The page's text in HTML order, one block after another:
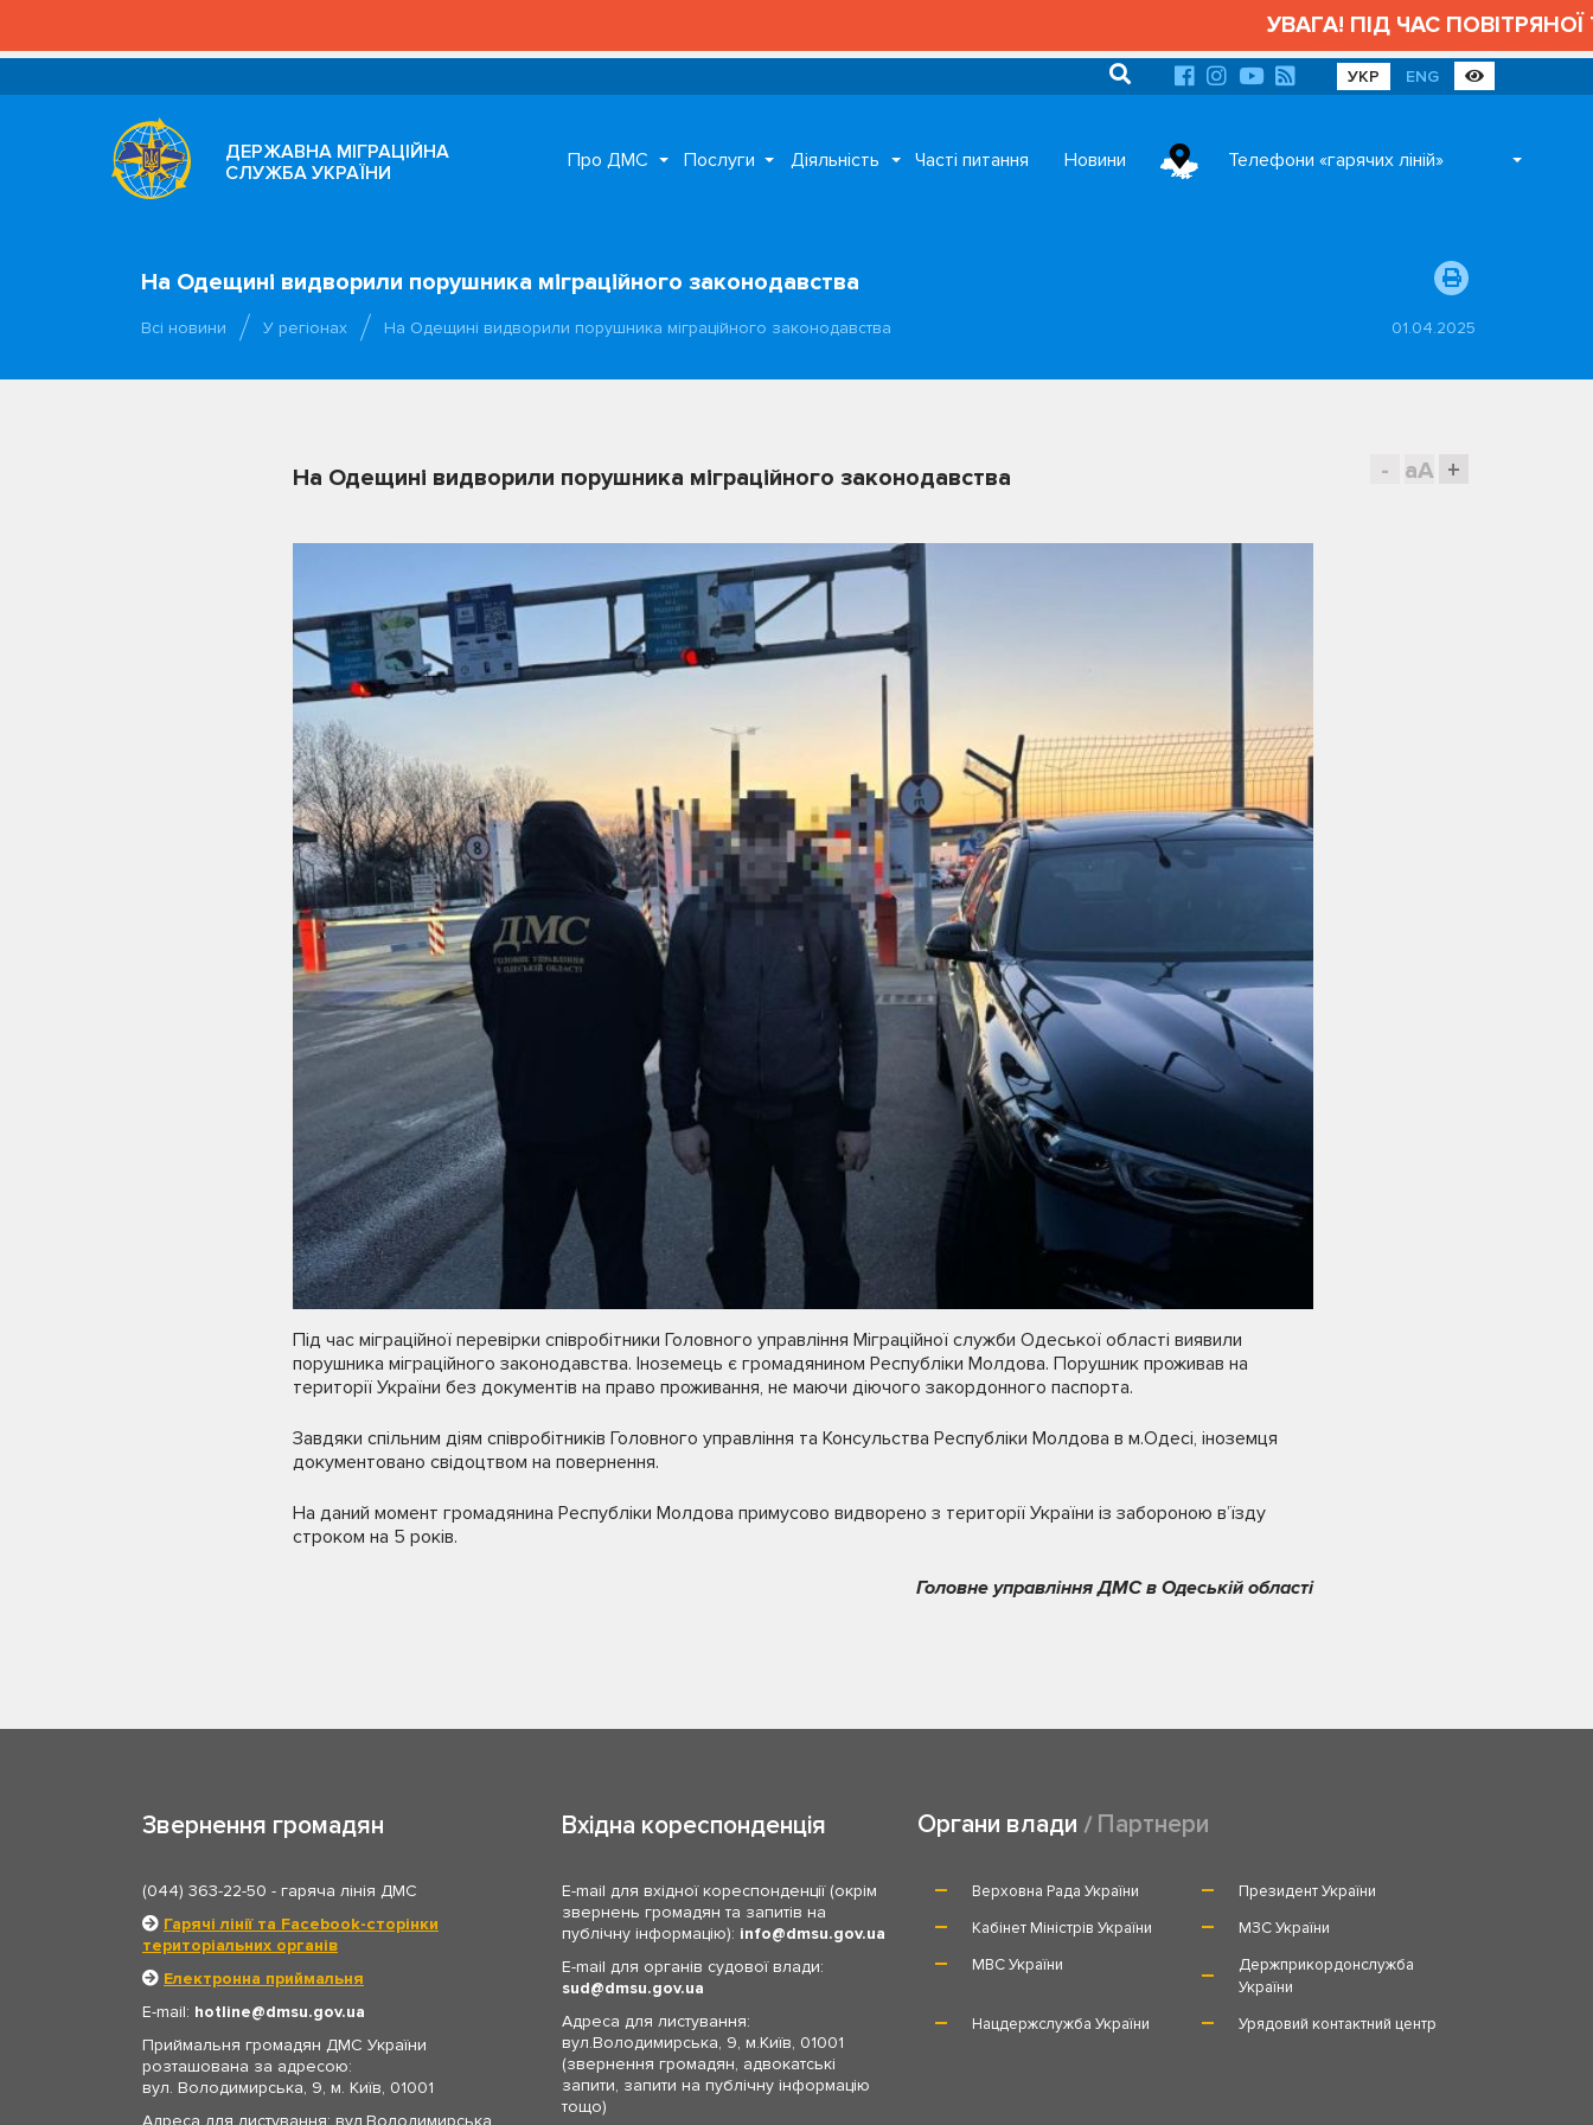
УВАГА! ПІД ЧАС ПОВІТРЯНОЇ
УКР ENG
ДЕРЖАВНА МІГРАЦІЙНА
СЛУЖБА УКРАЇНИ
Про ДМС Послуги Діяльність Часті питання Новини Телефони «гарячих ліній»
На Одещині видворили порушника міграційного законодавства
Всі новини У регіонах На Одещині видворили порушника міграційного законодавства 01.04.2025
- aA +
На Одещині видворили порушника міграційного законодавства
Під час міграційної перевірки співробітники Головного управління Міграційної служби Одеської області виявили
порушника міграційного законодавства. Іноземець є громадянином Республіки Молдова. Порушник проживав на
території України без документів на право проживання, не маючи діючого закордонного паспорта.
Завдяки спільним діям співробітників Головного управління та Консульства Республіки Молдова в м.Одесі, іноземця
документовано свідоцтвом на повернення.
На даний момент громадянина Республіки Молдова примусово видворено з території України із забороною вʼїзду
строком на 5 років.
Головне управління ДМС в Одеській області
Звернення громадян
(044) 363-22-50 - гаряча лінія ДМС
Гарячі лінії та Facebook-сторінки
територіальних органів
Електронна приймальня
E-mail: hotline
dmsu.gov.ua
Приймальня громадян ДМС України
розташована за адресою:
вул. Володимирська, 9, м. Київ, 01001
Адреса для листування: вул.Володимирська,
Вхідна кореспонденція
E-mail для вхідної кореспонденції (окрім
звернень громадян та запитів на
публічну інформацію): info
dmsu.gov.ua
E-mail для органів судової влади:
sud
dmsu.gov.ua
Адреса для листування:
вул.Володимирська, 9, м.Київ, 01001
(звернення громадян, адвокатські
запити, запити на публічну інформацію
тощо)
Органи влади Партнери
Верховна Рада України
Президент України
Кабінет Міністрів України
МЗС України
МВС України
Держприкордонслужба
України
Нацдержслужба України
Урядовий контактний центр